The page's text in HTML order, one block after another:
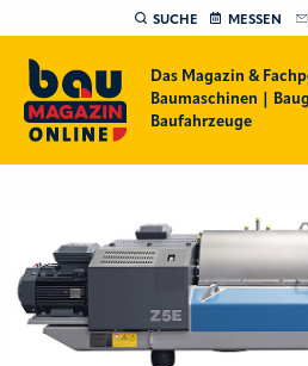
SUCHE MESSEN
Das Magazin &
Baumaschinen |
Baufahrzeuge